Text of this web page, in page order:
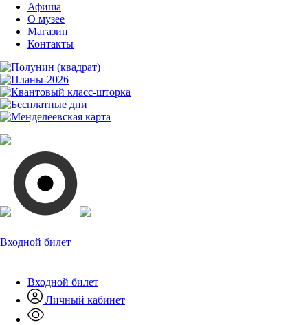
Афиша
О музее
Магазин
Контакты
Входной билет
Входной билет
Личный кабинет